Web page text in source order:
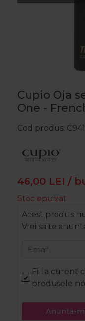
Cupio Oja
One -
Cod produs
46,00 LEI /
Stoc epuizat
Acest produs
Vrei sa te
Email
Fii la curent
produsele
Anunta-